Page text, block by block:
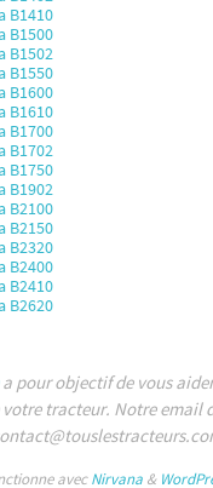
B1410
B1500
B1502
B1550
B1600
B1610
B1700
B1702
B1750
B1902
B2100
B2150
B2320
B2400
B2410
B2620
a pour objectif de vous
votre tracteur. Notre email
avecNirvana &